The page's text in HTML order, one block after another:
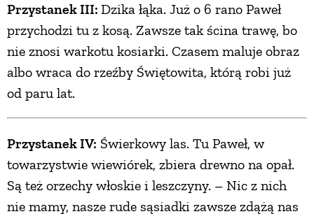
Przystanek III: Dzika łąka. Już o 6 rano Paweł
przychodzi tu z kosą. Zawsze tak ścina trawę, bo
nie znosi warkotu kosiarki. Czasem maluje obraz
albo wraca do rzeźby Świętowita, którą robi już
od paru lat.
Przystanek IV: Świerkowy las. Tu Paweł, w
towarzystwie wiewiórek, zbiera drewno na opał.
Są też orzechy włoskie i leszczyny. – Nic z nich
nie mamy, nasze rude sąsiadki zawsze zdążą nas